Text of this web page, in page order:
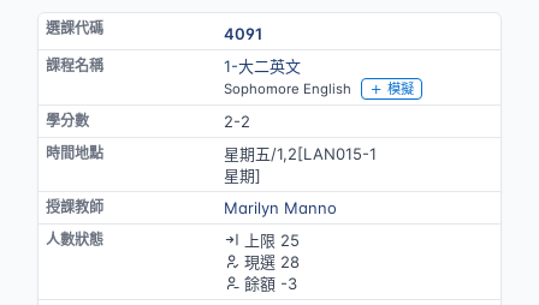
4091
1-大二英文
Sophomore English 模擬
2-2
星期五/1,2[LAN015-1
星期]
Marilyn Manno
上限 25
現選 28
餘額 -3